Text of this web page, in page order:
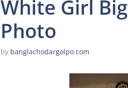
White Girl
Photo
by banglachodargolpo.com